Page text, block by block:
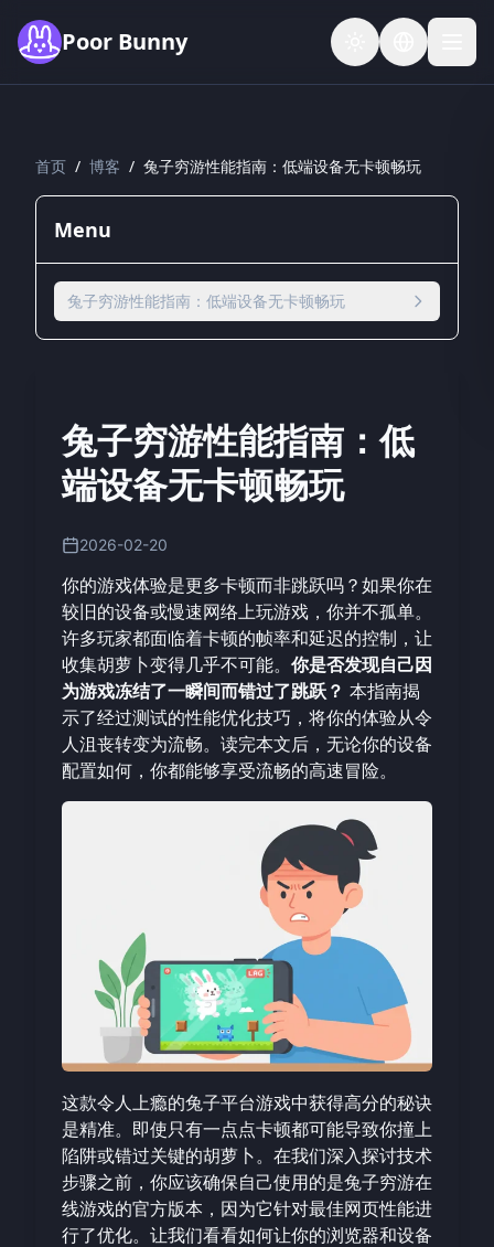
Poor Bunny
首页 / 博客 / 兔子穷游性能指南：低端设备无卡顿畅玩
Menu
兔子穷游性能指南：低端设备无卡顿畅玩
兔子穷游性能指南：低
端设备无卡顿畅玩
2026-02-20
你的游戏体验是更多卡顿而非跳跃吗？如果你在
较旧的设备或慢速网络上玩游戏，你并不孤单。
许多玩家都面临着卡顿的帧率和延迟的控制，让
收集胡萝卜变得几乎不可能。 你是否发现自己因
为游戏冻结了一瞬间而错过了跳跃？ 本指南揭
示了经过测试的性能优化技巧，将你的体验从令
人沮丧转变为流畅。读完本文后，无论你的设备
配置如何，你都能够享受流畅的高速冒险。
这款令人上瘾的兔子平台游戏中获得高分的秘诀
是精准。即使只有一点点卡顿都可能导致你撞上
陷阱或错过关键的胡萝卜。在我们深入探讨技术
步骤之前，你应该确保自己使用的是兔子穷游在
线游戏的官方版本，因为它针对最佳网页性能进
行了优化。让我们看看如何让你的浏览器和设备